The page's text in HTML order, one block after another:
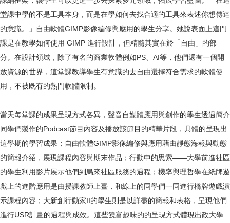
堂課中學的不是工具本身，而是在學如何去找合適的工具來表述你想傳達
的意識。」自由軟體GIMP影像編修與應用的學生分享。她說表面上這門
課是在教學如何使用 GIMP 進行設計，但精髓其實在於「自由」的部
分。在設計領域，除了有名的商業軟體例如PS、AI等，他們還有一個開
放資源的世界，這堂課教導學生有意識的去自由選擇符合需求的軟體使
用，不被既有的熱門軟體限制。
當天每堂課的成果呈現方式各異，聲音自媒體應用與創作的學生透過簡介
同學們製作的Podcast節目內容及播放該節目的精華片段，具體的呈現出
這學期的學習成果；自由軟體GIMP影像編修與應用藉由靜態海報與動態
的簡報介紹，展現課程內容與期末作品；行動中的思索——大學前進社區
的學生利用影片展示他們到烏來社區服務的過程；機率與理哲學在紙牌遊
戲上的進階應用是由授課教師上臺，和線上的同學們一同進行橋牌遊戲演
示課程內容；大新創行動家II的學生則是以詳盡的簡報和表格，呈現他們
進行USR計畫的過程與成效。這些饒富趣味的的呈現方式體現出政大學